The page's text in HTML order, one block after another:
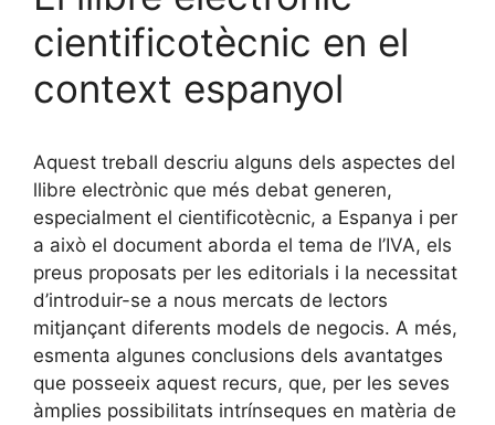
cientificotècnic en el
context espanyol
Aquest treball descriu alguns dels aspectes del
llibre electrònic que més debat generen,
especialment el cientificotècnic, a Espanya i per
a això el document aborda el tema de l’IVA, els
preus proposats per les editorials i la necessitat
d’introduir-se a nous mercats de lectors
mitjançant diferents models de negocis. A més,
esmenta algunes conclusions dels avantatges
que posseeix aquest recurs, que, per les seves
àmplies possibilitats intrínseques en matèria de